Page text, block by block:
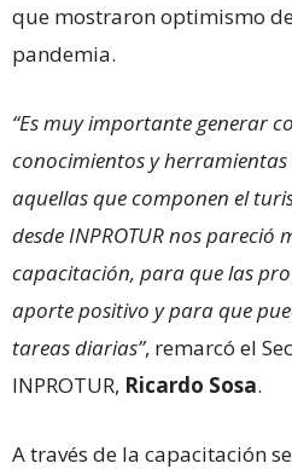
que mostraron optimismo
pandemia.
“Es muy importante generar
conocimientos y
aquellas que componen el
desde INPROTUR nos pareció
capacitación, para que las
aporte positivo y para que
tareas diarias”, remarcó el
INPROTUR, Ricardo Sosa.
A través de la capacitación